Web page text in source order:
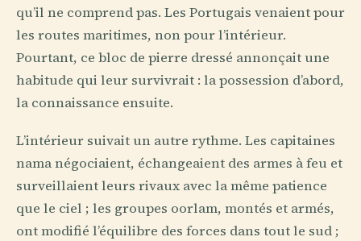
qu’il ne comprend pas. Les Portugais venaient pour
les routes maritimes, non pour l’intérieur.
Pourtant, ce bloc de pierre dressé annonçait une
habitude qui leur survivrait : la possession d’abord,
la connaissance ensuite.
L’intérieur suivait un autre rythme. Les capitaines
nama négociaient, échangeaient des armes à feu et
surveillaient leurs rivaux avec la même patience
que le ciel ; les groupes oorlam, montés et armés,
ont modifié l’équilibre des forces dans tout le sud ;